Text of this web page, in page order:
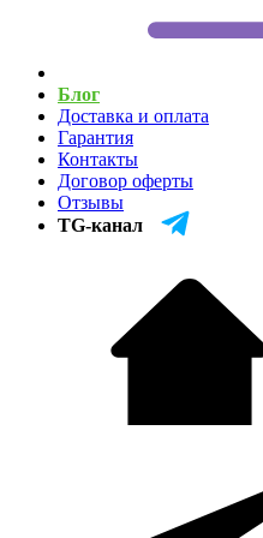
Блог
Доставка и оплата
Гарантия
Контакты
Договор оферты
Отзывы
TG-канал